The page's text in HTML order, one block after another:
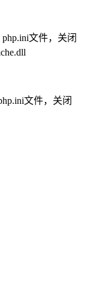
文件，关闭
文件，关闭